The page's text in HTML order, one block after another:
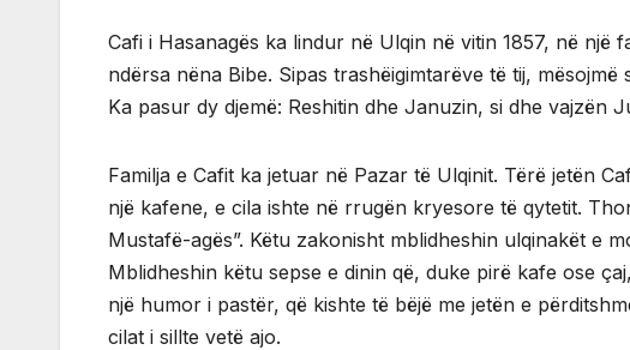
Cafi i Hasanagës ka lindur në Ulqin në vitin 1857, në një
ndërsa nëna Bibe. Sipas trashëigimtarëve të tij,
Ka pasur dy djemë: Reshitin dhe Januzin, si dhe vajzën
Familja e Cafit ka jetuar në Pazar të Ulqinit. Tërë jetën
një kafene, e cila ishte në rrugën kryesore të qytetit.
Mustafë-agës”. Këtu zakonisht mblidheshin ulqinakët e
Mblidheshin këtu sepse e dinin që, duke pirë kafe ose
një humor i pastër, që kishte të bëjë me jetën e
cilat i sillte vetë ajo.